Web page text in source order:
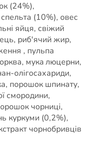
(24%),
(10%), овес
яйця, свіжий
риб'ячий жир,
, пульпа
мукa люцерни,
олігосахариди,
порошок шпинату,
смородини,
чорниці,
куркуми (0,2%),
чорнобривців